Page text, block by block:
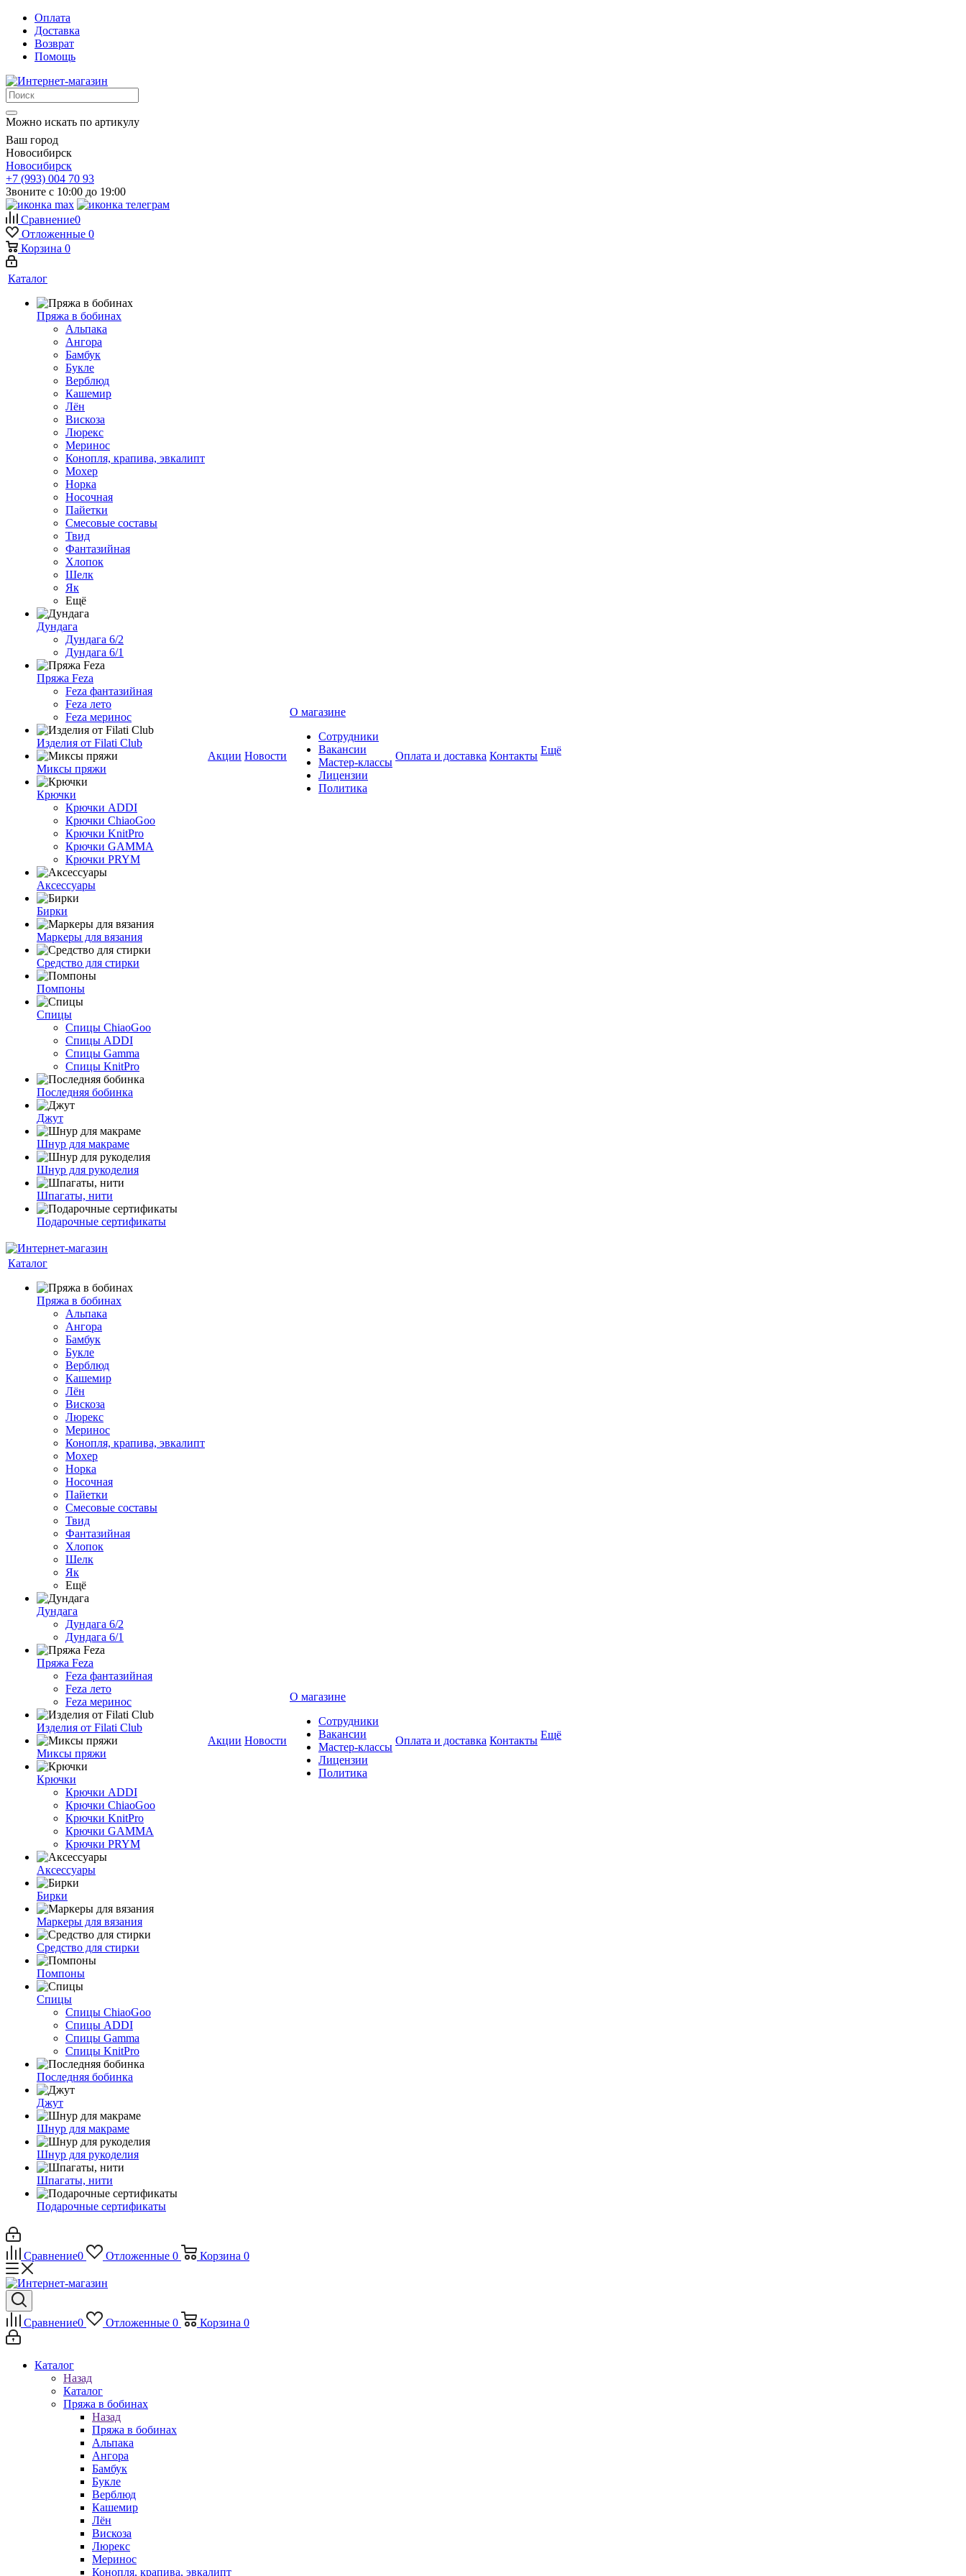
Оплата
Доставка
Возврат
Помощь
Можно искать по артикулу
Ваш город
Новосибирск
Новосибирск
+7 (993) 004 70 93
Звоните с 10:00 до 19:00
Сравнение0
Отложенные 0
Корзина 0
Каталог
Пряжа в бобинах
Альпака
Ангора
Бамбук
Букле
Верблюд
Кашемир
Лён
Вискоза
Люрекс
Меринос
Конопля, крапива, эвкалипт
Мохер
Норка
Носочная
Пайетки
Смесовые составы
Твид
Фантазийная
Хлопок
Шелк
Як
Ещё
Дундага
Дундага 6/2
Дундага 6/1
Пряжа Feza
Feza фантазийная
Feza лето
Feza меринос
Изделия от Filati Club
Миксы пряжи
Крючки
Крючки ADDI
Крючки ChiaoGoo
Крючки KnitPro
Крючки GAMMA
Крючки PRYM
Аксессуары
Бирки
Маркеры для вязания
Средство для стирки
Помпоны
Спицы
Спицы ChiaoGoo
Спицы ADDI
Спицы Gamma
Спицы KnitPro
Последняя бобинка
Джут
Шнур для макраме
Шнур для рукоделия
Шпагаты, нити
Подарочные сертификаты
Акции Новости
О магазине
Сотрудники
Вакансии
Мастер-классы
Лицензии
Политика
Оплата и доставка Контакты Ещё
Каталог
Пряжа в бобинах
Альпака
Ангора
Бамбук
Букле
Верблюд
Кашемир
Лён
Вискоза
Люрекс
Меринос
Конопля, крапива, эвкалипт
Мохер
Норка
Носочная
Пайетки
Смесовые составы
Твид
Фантазийная
Хлопок
Шелк
Як
Ещё
Дундага
Дундага 6/2
Дундага 6/1
Пряжа Feza
Feza фантазийная
Feza лето
Feza меринос
Изделия от Filati Club
Миксы пряжи
Крючки
Крючки ADDI
Крючки ChiaoGoo
Крючки KnitPro
Крючки GAMMA
Крючки PRYM
Аксессуары
Бирки
Маркеры для вязания
Средство для стирки
Помпоны
Спицы
Спицы ChiaoGoo
Спицы ADDI
Спицы Gamma
Спицы KnitPro
Последняя бобинка
Джут
Шнур для макраме
Шнур для рукоделия
Шпагаты, нити
Подарочные сертификаты
Акции Новости
О магазине
Сотрудники
Вакансии
Мастер-классы
Лицензии
Политика
Оплата и доставка Контакты Ещё
Сравнение0 Отложенные 0 Корзина 0
Сравнение0 Отложенные 0 Корзина 0
Каталог
Назад
Каталог
Пряжа в бобинах
Назад
Пряжа в бобинах
Альпака
Ангора
Бамбук
Букле
Верблюд
Кашемир
Лён
Вискоза
Люрекс
Меринос
Конопля, крапива, эвкалипт